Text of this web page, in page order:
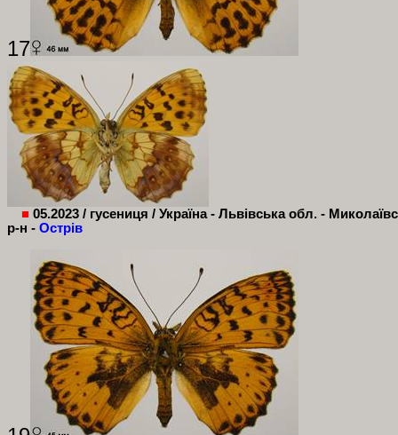
17
■ 05.2023 / гусениця / Україна - Львівська обл. -
р-н - Острів